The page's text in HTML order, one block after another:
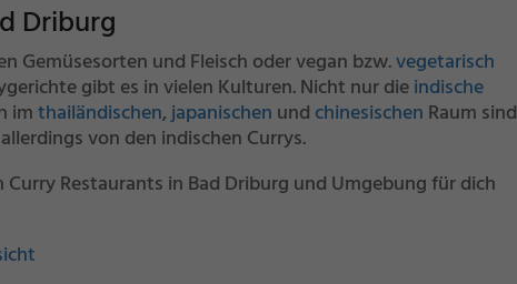
Driburg
Gemüsesorten und Fleisch oder vegan bzw.vegetarisch
gibt es in vielen Kulturen. Nicht nur dieindische
imthailändischen,japanischen und chinesischen Raum sind
von den indischen Currys.
Restaurants in Bad Driburg und Umgebung für dich